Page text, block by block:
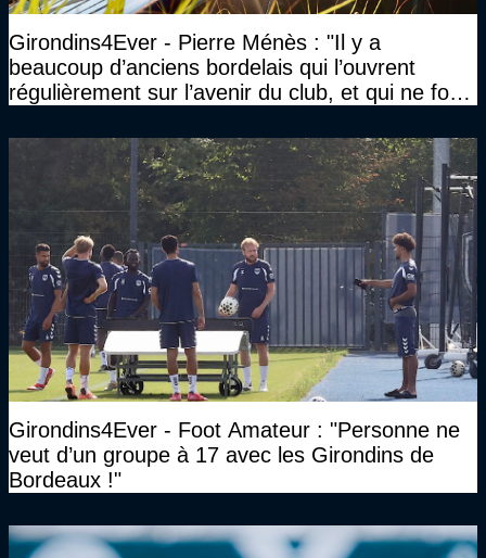
Girondins4Ever - Pierre Ménès : "Il y a
beaucoup d’anciens bordelais qui l’ouvrent
régulièrement sur l’avenir du club, et qui ne font
Girondins4Ever - Foot Amateur : "Personne ne
veut d’un groupe à 17 avec les Girondins de
Bordeaux !"